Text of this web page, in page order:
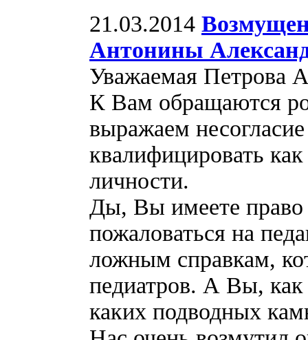
21.03.2014
Антонины
Уважаемая Петрова
К Вам обращаются
выражаем
квалифицировать
личности.
Ды, Вы имеете право
пожаловаться на
ложным справкам,
педиатров. А Вы, как
каких подводных